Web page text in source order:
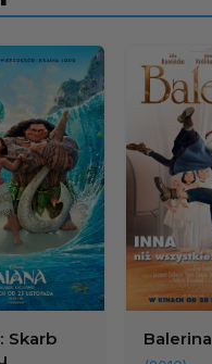
Skarb
Balerina